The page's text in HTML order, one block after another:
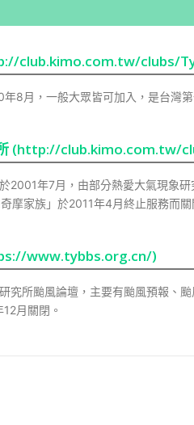
club.kimo.com.tw/clubs/
8月，一般大眾皆可加入，是台灣
(http://club.kimo.com.tw/
2001年7月，由部分熱愛大氣現象
摩家族」於2011年4月終止服務而關
www.tybbs.org.cn/)
究所颱風論壇，主要有颱風預報、
月關閉。